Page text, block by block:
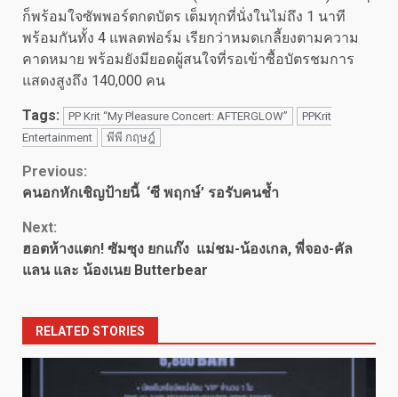
ก็พร้อมใจซัพพอร์ตกดบัตร เต็มทุกที่นั่งในไม่ถึง 1 นาที
พร้อมกันทั้ง 4 แพลตฟอร์ม เรียกว่าหมดเกลี้ยงตามความ
คาดหมาย พร้อมยังมียอดผู้สนใจที่รอเข้าซื้อบัตรชมการ
แสดงสูงถึง 140,000 คน
Tags: PP Krit “My Pleasure Concert: AFTERGLOW”
PPKrit
Entertainment
พีพี กฤษฎ์
Continue
Previous:
คนอกหักเชิญป้ายนี้ ‘ซี พฤกษ์’ รอรับคนช้ำ
Next:
ฮอตห้างแตก! ซัมซุง ยกแก๊ง แม่ชม-น้องเกล, พี่จอง-คัล
แลน และ น้องเนย Butterbear
RELATED STORIES